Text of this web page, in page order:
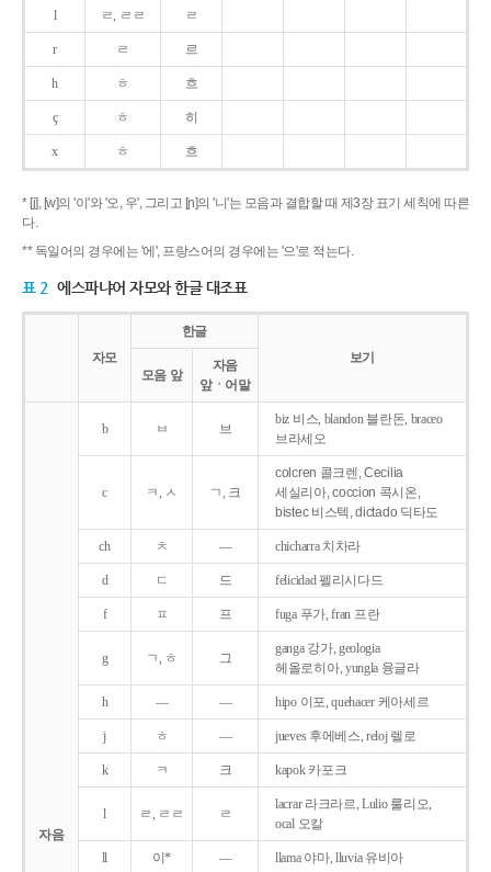
l ㄹ, ㄹㄹ ㄹ
r ㄹ 르
h ㅎ 흐
ç ㅎ 히
x ㅎ 흐
* [j], [w]의 '이'와 '오, 우', 그리고 [ɲ]의 '니'는 모음과 결합할 때 제3장 표기 세칙에 따른
다.
** 독일어의 경우에는 '에', 프랑스어의 경우에는 '으'로 적는다.
표 2 에스파냐어 자모와 한글 대조표
자모
한글
보기
모음 앞
자음
앞ㆍ어말
자음
b ㅂ 브
biz 비스, blandon 블란돈, braceo
브라세오
c ㅋ, ㅅ ㄱ, 크
colcren 콜크렌, Cecilia
세실리아, coccion 콕시온,
bistec 비스텍, dictado 딕타도
ch ㅊ ― chicharra 치차라
d ㄷ 드 felicidad 펠리시다드
f ㅍ 프 fuga 푸가, fran 프란
g ㄱ, ㅎ 그
ganga 강가, geologia
헤올로히아, yungla 융글라
h ― ― hipo 이포, quehacer 케아세르
j ㅎ ― jueves 후에베스, reloj 렐로
k ㅋ 크 kapok 카포크
l ㄹ, ㄹㄹ ㄹ
lacrar 라크라르, Lulio 룰리오,
ocal 오칼
ll 이* ― llama 야마, lluvia 유비아